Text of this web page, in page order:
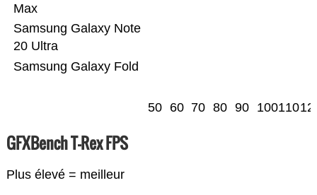
Samsung Galaxy Fold
Samsung Galaxy Note
20 Ultra
Max
50 60 70 80 90 100110
GFXBench T-Rex FPS
Plus élevé = meilleur